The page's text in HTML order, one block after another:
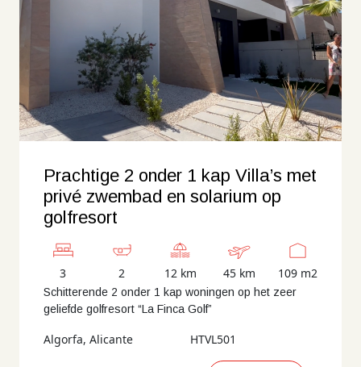
Prachtige 2 onder 1 kap Villa’s met
privé zwembad en solarium op
golfresort
3 2 12 km 45 km 109 m2
Schitterende 2 onder 1 kap woningen op het zeer
geliefde golfresort “La Finca Golf”
Algorfa, Alicante HTVL501